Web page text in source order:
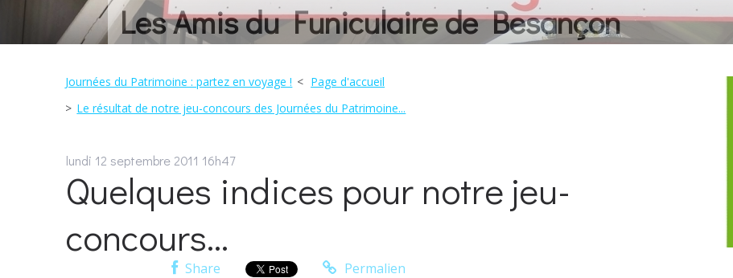
Une histoire... Quelques idées... Beaucoup de
Journées du Patrimoine : partez en voyage !
Page d'accueil
Le résultat de notre jeu-concours des Journées du Patrimoine...
lundi 12 septembre 2011 16h47
Quelques indices pour notre jeu-
concours...
Share Permalien